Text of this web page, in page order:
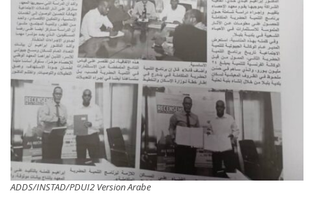
ADDS/INSTAD/PDUI2 Version Arabe